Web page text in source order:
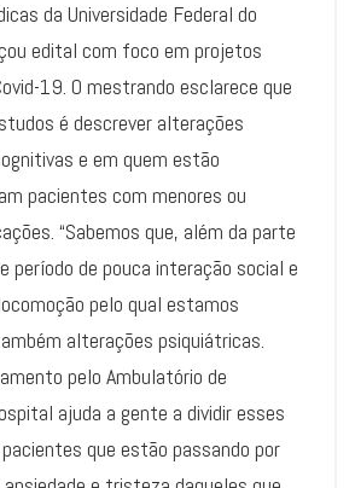
da Universidade Federal do
edital com foco em projetos
19. O mestrando esclarece que
é descrever alterações
e em quem estão
pacientes com menores ou
“Sabemos que, além da parte
período de pouca interação social e
pelo qual estamos
alterações psiquiátricas.
pelo Ambulatório de
ajuda a gente a dividir esses
que estão passando por